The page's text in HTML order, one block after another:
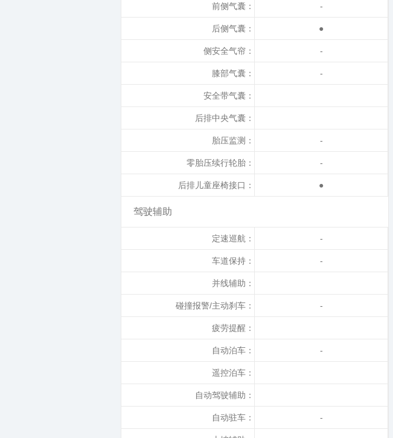
前侧气囊： -
后侧气囊： ●
侧安全气帘： -
膝部气囊： -
安全带气囊：
后排中央气囊：
胎压监测： -
零胎压续行轮胎： -
后排儿童座椅接口： ●
驾驶辅助
定速巡航： -
车道保持： -
并线辅助：
碰撞报警/主动刹车： -
疲劳提醒：
自动泊车： -
遥控泊车：
自动驾驶辅助：
自动驻车： -